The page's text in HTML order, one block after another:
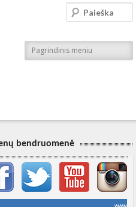
Pagrindinis meniu
Paieška
bendruomenė
įrašų meniu